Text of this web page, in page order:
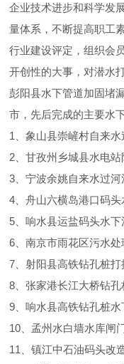
企业技术进步和科学发
量体系，不断提高职工
行业建设评定，组织会
开创性的大事，对潜水
彭阳县水下管道加固堵
市，先后完成的主要水
1、象山县崇嵼村自来水
2、甘孜州乡城县水电站
3、宁波余姚自来水过河
4、舟山六横岛港口码头
5、响水县运盐码头水下
6、南京市雨花区污水处
7、射阳县高铁钻孔桩打
8、张家港长江大桥钻孔
9、响水县高铁钻孔桩水
10、孟州水白墙水库闸
11、镇江中石油码头改